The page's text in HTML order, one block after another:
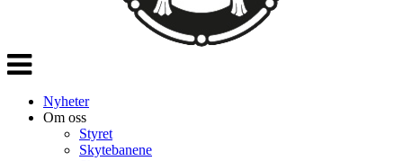
Veksle
navigasjon
Nyheter
Om oss
Styret
Skytebanene